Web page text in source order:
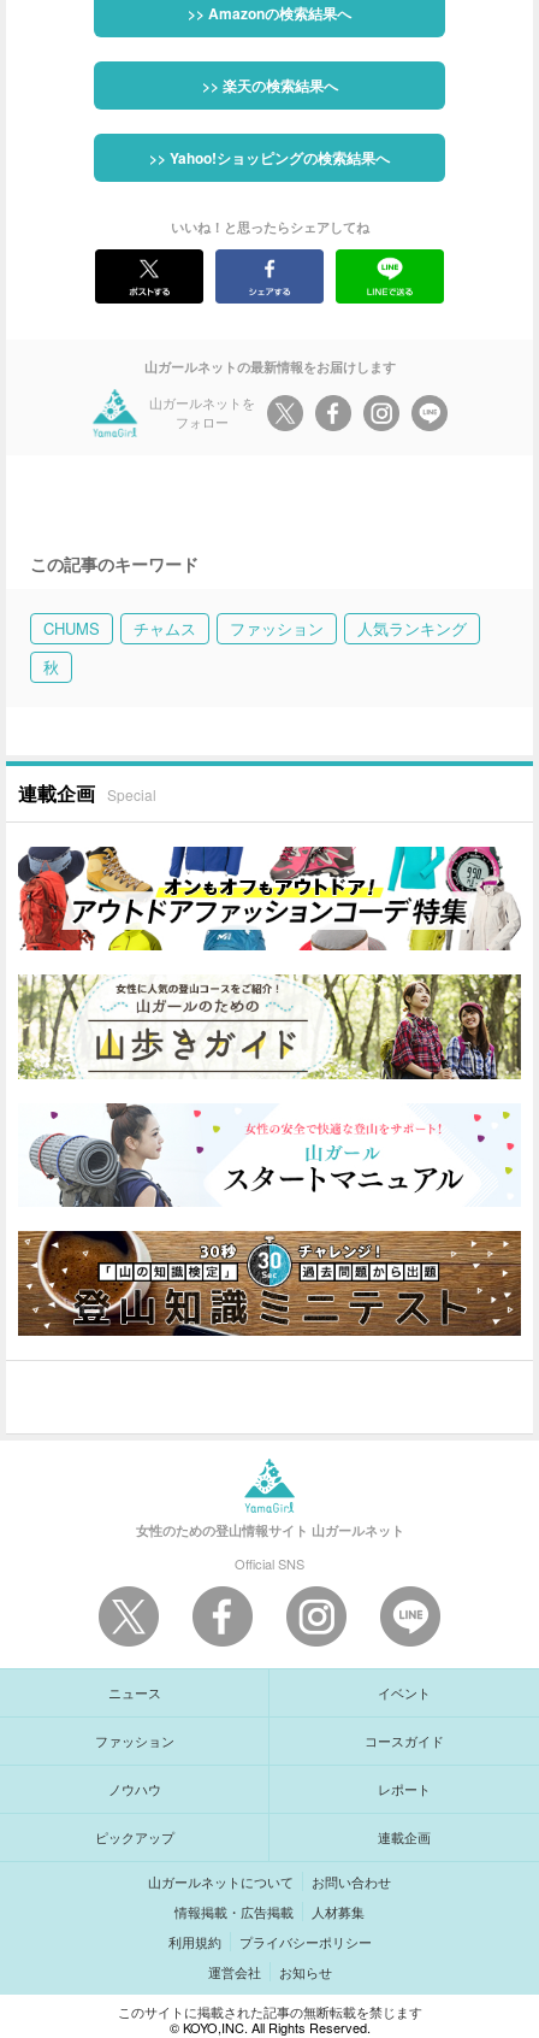
>> Amazonの検索結果へ
>> 楽天の検索結果へ
>> Yahoo!ショッピングの検索結果へ
いいね！と思ったらシェアしてね
山ガールネットの最新情報をお届けします
山ガールネットを
フォロー
この記事のキーワード
CHUMS チャムス ファッション
人気ランキング
秋
連載企画 Special
女性のための登山情報サイト 山ガールネット
Official SNS
ニュース イベント
ファッション コースガイド
ノウハウ レポート
ピックアップ 連載企画
山ガールネットについて
お問い合わせ
情報掲載・広告掲載
人材募集
利用規約
プライバシーポリシー
運営会社
お知らせ
このサイトに掲載された記事の無断転載を禁じます
© KOYO,INC. All Rights Reserved.